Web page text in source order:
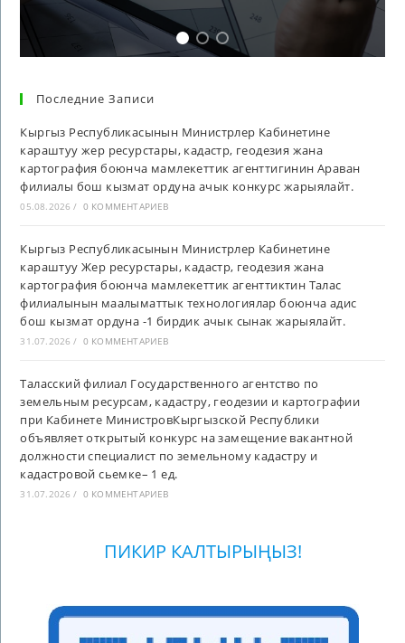
Последние Записи
Кыргыз Республикасынын Министрлер Кабинетине
караштуу жер ресурстары, кадастр, геодезия жана
картография боюнча мамлекеттик агенттигинин Араван
филиалы бош кызмат ордуна ачык конкурс жарыялайт.
05.08.2026 / 0 КОММЕНТАРИЕВ
Кыргыз Республикасынын Министрлер Кабинетине
караштуу Жер ресурстары, кадастр, геодезия жана
картография боюнча мамлекеттик агенттиктин Талас
филиалынын маалыматтык технологиялар боюнча адис
бош кызмат ордуна -1 бирдик ачык сынак жарыялайт.
31.07.2026 / 0 КОММЕНТАРИЕВ
Таласский филиал Государственного агентство по
земельным ресурсам, кадастру, геодезии и картографии
при Кабинете МинистровКыргызской Республики
объявляет открытый конкурс на замещение вакантной
должности специалист по земельному кадастру и
кадастровой сьемке– 1 ед.
31.07.2026 / 0 КОММЕНТАРИЕВ
ПИКИР КАЛТЫРЫҢЫЗ!